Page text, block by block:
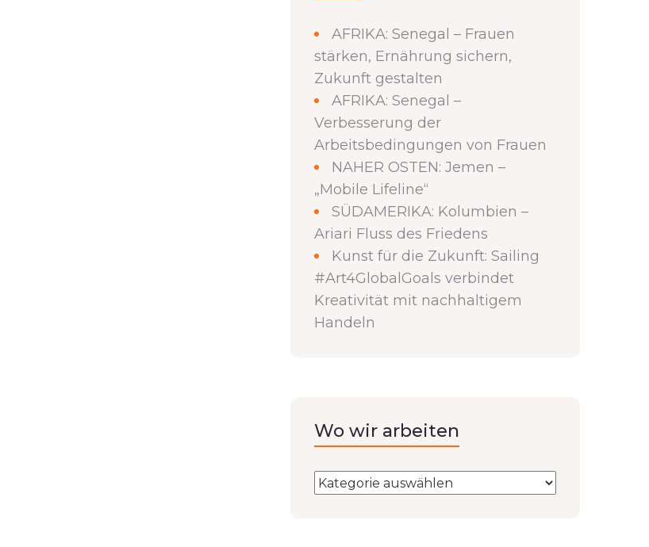
AFRIKA: Senegal – Frauen
stärken, Ernährung sichern,
Zukunft gestalten
AFRIKA: Senegal –
Verbesserung der
Arbeitsbedingungen von Frauen
NAHER OSTEN: Jemen –
„Mobile Lifeline“
SÜDAMERIKA: Kolumbien –
Ariari Fluss des Friedens
Kunst für die Zukunft: Sailing
#Art4GlobalGoals verbindet
Kreativität mit nachhaltigem
Handeln
Wo wir arbeiten